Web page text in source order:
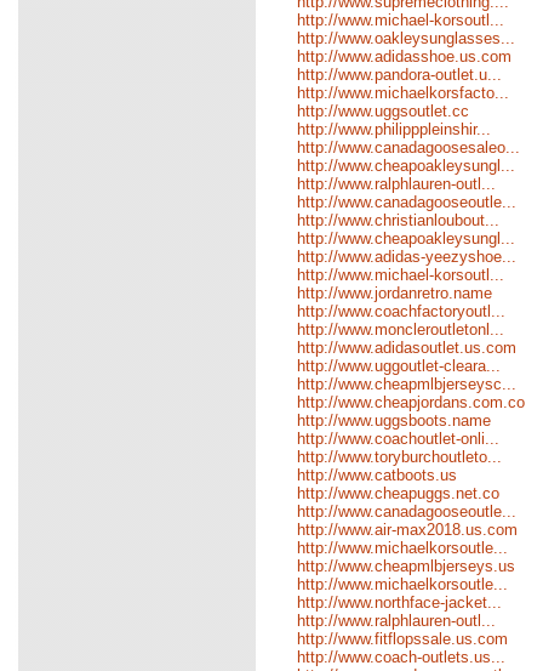
http://www.michael-korsoutl...
http://www.oakleysunglasses...
http://www.adidasshoe.us.com
http://www.pandora-outlet.u...
http://www.michaelkorsfacto...
http://www.uggsoutlet.cc
http://www.philipppleinshir...
http://www.canadagoosesaleo...
http://www.cheapoakleysungl...
http://www.ralphlauren-outl...
http://www.canadagooseoutle...
http://www.christianloubout...
http://www.cheapoakleysungl...
http://www.adidas-yeezyshoe...
http://www.michael-korsoutl...
http://www.jordanretro.name
http://www.coachfactoryoutl...
http://www.moncleroutletonl...
http://www.adidasoutlet.us.com
http://www.uggoutlet-cleara...
http://www.cheapmlbjerseysc...
http://www.cheapjordans.com.co
http://www.uggsboots.name
http://www.coachoutlet-onli...
http://www.toryburchoutleto...
http://www.catboots.us
http://www.cheapuggs.net.co
http://www.canadagooseoutle...
http://www.air-max2018.us.com
http://www.michaelkorsoutle...
http://www.cheapmlbjerseys.us
http://www.michaelkorsoutle...
http://www.northface-jacket...
http://www.ralphlauren-outl...
http://www.fitflopssale.us.com
http://www.coach-outlets.us...